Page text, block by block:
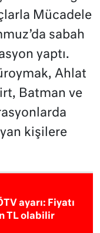
Mücadele
sabah
yaptı.
Ahlat
Batman ve
kişilere
ayarı: Fiyatı
TL olabilir